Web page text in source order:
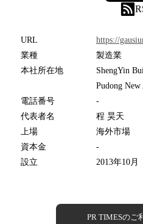
URL
https://
業種
製造業
本社所在地
ShengYin
Pudong New
電話番号
-
代表者名
程 昊天
上場
海外市場
資本金
-
設立
2013年10月
PR TIMESのご